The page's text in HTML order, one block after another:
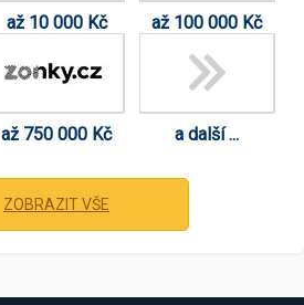
až 10 000 Kč až 100 000 Kč
až 750 000 Kč a další ...
ZOBRAZIT VŠE